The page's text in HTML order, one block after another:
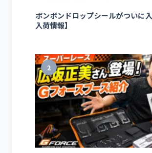
ボンボンドロップシールがついに
入荷情報】
2